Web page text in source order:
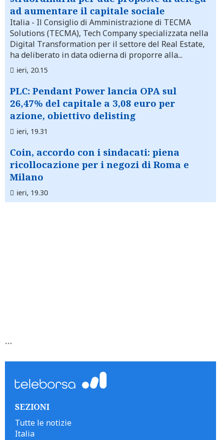
ad aumentare il capitale sociale
Italia - Il Consiglio di Amministrazione di TECMA
Solutions (TECMA), Tech Company specializzata nella
Digital Transformation per il settore del Real Estate,
ha deliberato in data odierna di proporre alla...
ieri, 20.15
PLC: Pendant Power lancia OPA sul
26,47% del capitale a 3,08 euro per
azione, obiettivo delisting
ieri, 19.31
Coin, accordo con i sindacati: piena
ricollocazione per i negozi di Roma e
Milano
ieri, 19.30
```
SEZIONI
Tutte le notizie
Italia